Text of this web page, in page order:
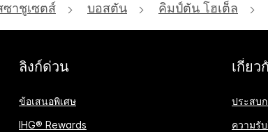
าชูเซตส์ บอสตัน คิมป์ตัน โฮเต็ล
ลิงก์ด่วน
ข้อเสนอพิเศษ
IHG® Rewards
เกี่ยว
ประสบ
ความรั